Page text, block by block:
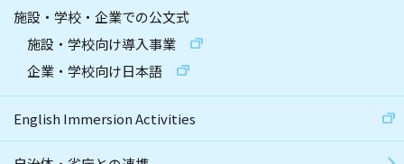
施設・学校・企業での公文式
施設・学校向け導入事業
企業・学校向け日本語
English Immersion Activities